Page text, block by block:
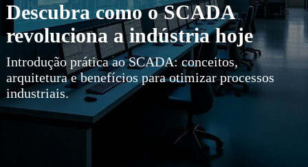
Descubra como o SCADA
revoluciona a indústria hoje
Introdução prática ao SCADA: conceitos,
arquitetura e benefícios para otimizar processos
industriais.